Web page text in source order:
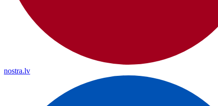
nostra.lv